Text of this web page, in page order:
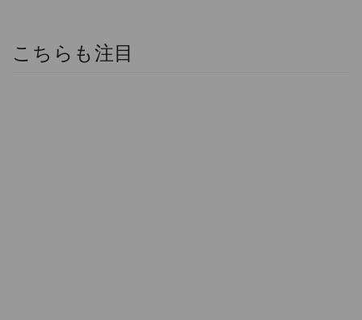
こちらも注目